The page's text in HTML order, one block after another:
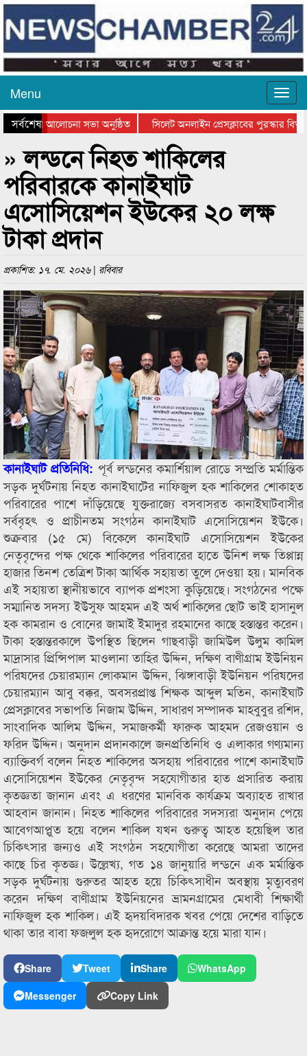
Menu
সর্বশেষ
দিবসের আলোচনা সভা অনুষ্ঠিত
সিলেট অনলাইন প্রেসক্লাবের পুরস্কার
সভা ও সম্মাননা প্রদান
কানাইঘাটের কিশোর আহাদের খুনি
» লন্ডনে নিহত শাকিলের
পরিবারকে কানাইঘাট
এসোসিয়েশন ইউকের ২০ লক্ষ
টাকা প্রদান
প্রকাশিত: ১৭. মে. ২০২৬ | রবিবার
কানাইঘাট প্রতিনিধি: পূর্ব লন্ডনের কমার্শিয়াল রোডে সম্প্রতি মর্মান্তিক
সড়ক দুর্ঘটনায় নিহত কানাইঘাটের নাফিজুল হক শাকিলের শোকাহত
পরিবারের পাশে দাঁড়িয়েছে যুক্তরাজ্যে বসবাসরত কানাইঘাটবাসীর
সর্ববৃহৎ ও প্রাচীনতম সংগঠন কানাইঘাট এসোসিয়েশন ইউকে।
শুক্রবার (১৫ মে) বিকেলে কানাইঘাট এসোসিয়েশন ইউকের
নেতৃবৃন্দের পক্ষ থেকে শাকিলের পরিবারের হাতে উনিশ লক্ষ তিপ্পান্ন
হাজার তিনশ তেত্রিশ টাকা আর্থিক সহায়তা তুলে দেওয়া হয়। মানবিক
এই সহায়তা স্থানীয়ভাবে ব্যাপক প্রশংসা কুড়িয়েছে। সংগঠনের পক্ষে
সম্মানিত সদস্য ইউসুফ আহমদ এই অর্থ শাকিলের ছোট ভাই হাসানুল
হক কামরান ও বোনের জামাই ইমাদুর রহমানের কাছে হস্তান্তর করেন।
টাকা হস্তান্তরকালে উপস্থিত ছিলেন গাছবাড়ী জামিউল উলুম কামিল
মাদ্রাসার প্রিন্সিপাল মাওলানা তাহির উদ্দিন, দক্ষিণ বাণীগ্রাম ইউনিয়ন
পরিষদের চেয়ারম্যান লোকমান উদ্দিন, ঝিঙ্গাবাড়ী ইউনিয়ন পরিষদের
চেয়ারম্যান আবু বক্কর, অবসরপ্রাপ্ত শিক্ষক আব্দুল মতিন, কানাইঘাট
প্রেসক্লাবের সভাপতি নিজাম উদ্দিন, সাধারণ সম্পাদক মাহবুবুর রশিদ,
সাংবাদিক আলিম উদ্দিন, সমাজকর্মী ফারুক আহমদ রেজওয়ান ও
ফরিদ উদ্দিন। অনুদান প্রদানকালে জনপ্রতিনিধি ও এলাকার গণ্যমান্য
ব্যাক্তিবর্গ বলেন নিহত শাকিলের অসহায় পরিবারের পাশে কানাইঘাট
এসোসিয়েশন ইউকের নেতৃবৃন্দ সহযোগীতার হাত প্রসারিত করায়
কৃতজ্ঞতা জানান এবং এ ধরণের মানবিক কার্যক্রম অব্যাহত রাখার
আহবান জানান। নিহত শাকিলের পরিবারের সদস্যরা অনুদান পেয়ে
আবেগআপ্লুত হয়ে বলেন শাকিল যখন গুরুত্ব আহত হয়েছিল তার
চিকিৎসার জন্যও এই সংগঠন সহযোগীতা করেছে আমরা তাদের
কাছে চির কৃতজ্ঞ। উল্লেখ্য, গত ১৪ জানুয়ারি লন্ডনে এক মর্মান্তিক
সড়ক দুর্ঘটনায় গুরুতর আহত হয়ে চিকিৎসাধীন অবস্থায় মৃত্যুবরণ
করেন দক্ষিণ বাণীগ্রাম ইউনিয়নের ভ্রামনগ্রামের মেধাবী শিক্ষার্থী
নাফিজুল হক শাকিল। এই হৃদয়বিদারক খবর পেয়ে দেশের বাড়িতে
থাকা তার বাবা ফজলুল হক হৃদরোগে আক্রান্ত হয়ে মারা যান।
Share Tweet Share
WhatsApp
Messenger
Copy Link